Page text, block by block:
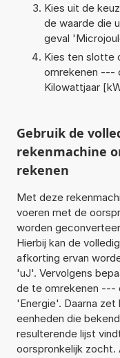
Kies uit de
de waarde die
geval '
Kies ten slotte
omrekenen ---
Kilowattjaar
Gebruik de
rekenmachine
rekenen
Met deze
voeren met de
worden
Hierbij kan de
afkorting ervan
'uJ'. Vervolgens
de te omrekenen ---
'Energie'. Daarna
eenheden die
resulterende lijst
oorspronkelijk zocht.